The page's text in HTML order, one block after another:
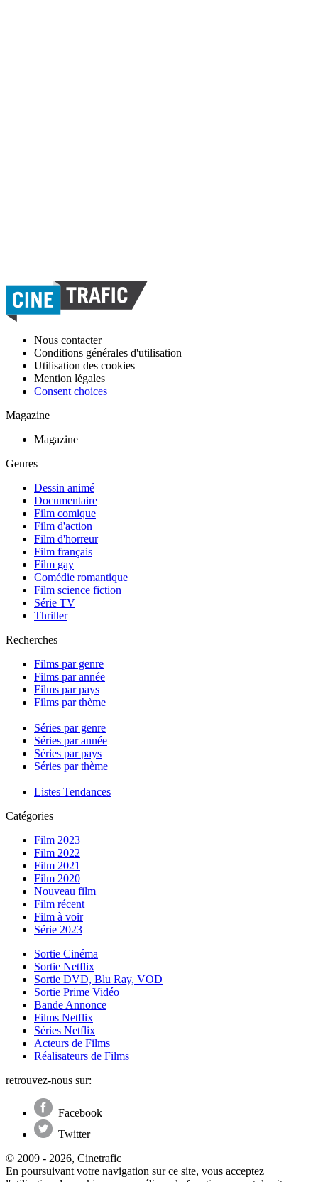
Nous contacter
Conditions générales d'utilisation
Utilisation des cookies
Mention légales
Consent choices
Magazine
Magazine
Genres
Dessin animé
Documentaire
Film comique
Film d'action
Film d'horreur
Film français
Film gay
Comédie romantique
Film science fiction
Série TV
Thriller
Recherches
Films par genre
Films par année
Films par pays
Films par thème
Séries par genre
Séries par année
Séries par pays
Séries par thème
Listes Tendances
Catégories
Film 2023
Film 2022
Film 2021
Film 2020
Nouveau film
Film récent
Film à voir
Série 2023
Sortie Cinéma
Sortie Netflix
Sortie DVD, Blu Ray, VOD
Sortie Prime Vidéo
Bande Annonce
Films Netflix
Séries Netflix
Acteurs de Films
Réalisateurs de Films
retrouvez-nous sur:
Facebook
Twitter
© 2009 - 2026, Cinetrafic
En poursuivant votre navigation sur ce site, vous acceptez